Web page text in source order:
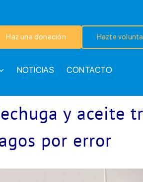
Haz una donación Hazte
NOTICIAS CONTACTO
y aceite
por error